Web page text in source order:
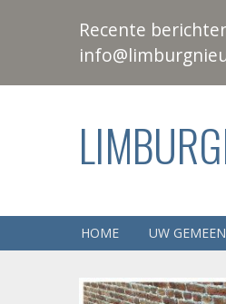
Recente
HOME UW